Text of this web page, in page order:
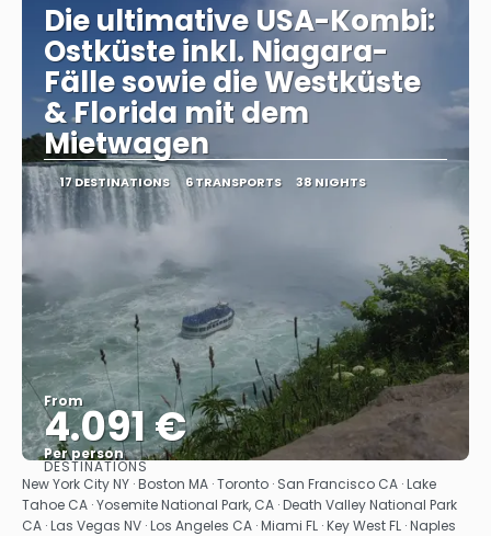
Die ultimative USA-Kombi:
Ostküste inkl. Niagara-
Fälle sowie die Westküste
& Florida mit dem
Mietwagen
17 DESTINATIONS 6 TRANSPORTS 38 NIGHTS
From
4.091 €
Per person
See
DESTINATIONS
New York City NY · Boston MA · Toronto · San Francisco CA · Lake
Tahoe CA · Yosemite National Park, CA · Death Valley National Park
CA · Las Vegas NV · Los Angeles CA · Miami FL · Key West FL · Naples